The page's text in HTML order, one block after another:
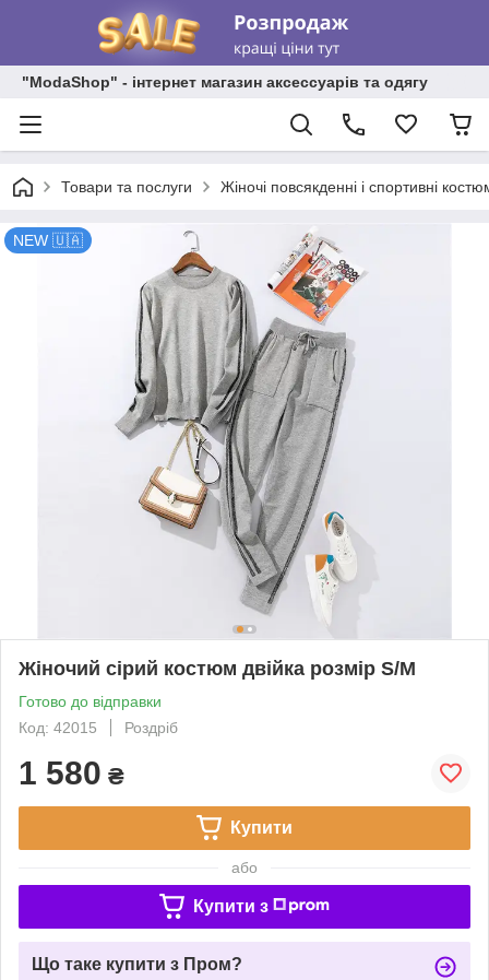
"ModaShop" - інтернет магазин аксессуарів та одягу
Товари та послуги Жіночі повсякденні і спортивні
NEW 🇺🇦
Жіночий сірий костюм двійка розмір S/M
Готово до відправки
Код: 42015
Роздріб
1 580 ₴
Купити
або
Купити з
Що таке купити з Пром?